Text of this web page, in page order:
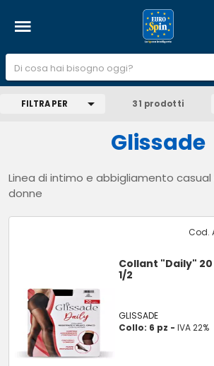
FILTRA PER 31 prodotti
Glissade
Linea di intimo e abbigliamento
donne
Cod.
Collant "Daily"
1/2
GLISSADE
Collo: 6 pz -IVA 22%